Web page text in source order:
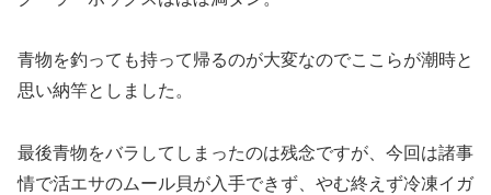
青物を釣っても持って帰るのが大変なのでここらが潮時と
思い納竿としました。
最後青物をバラしてしまったのは残念ですが、今回は諸事
情で活エサのムール貝が入手できず、やむ終えず冷凍イガ